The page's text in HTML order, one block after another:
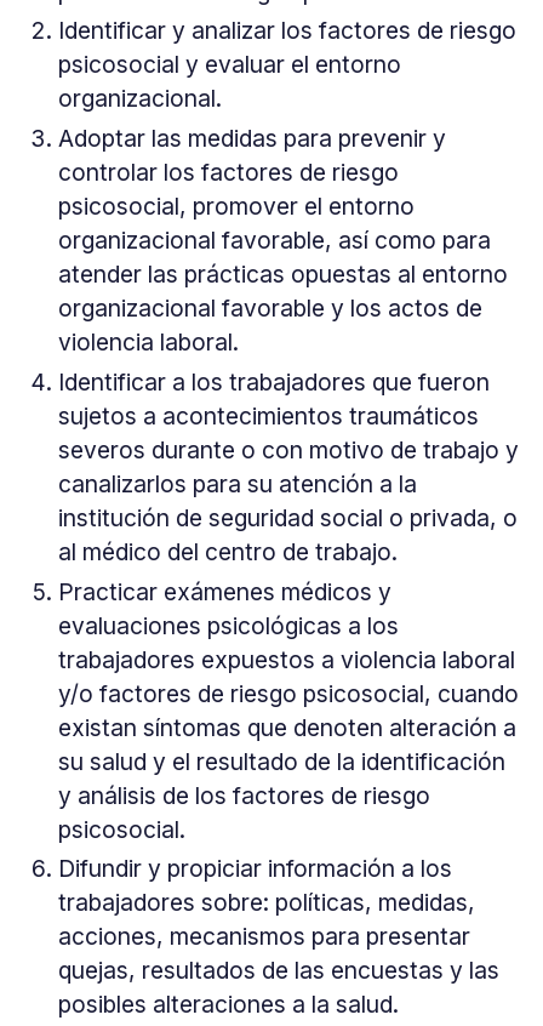
Identificar y analizar los factores de riesgo
psicosocial y evaluar el entorno
organizacional.
Adoptar las medidas para prevenir y
controlar los factores de riesgo
psicosocial, promover el entorno
organizacional favorable, así como para
atender las prácticas opuestas al entorno
organizacional favorable y los actos de
violencia laboral.
Identificar a los trabajadores que fueron
sujetos a acontecimientos traumáticos
severos durante o con motivo de trabajo y
canalizarlos para su atención a la
institución de seguridad social o privada, o
al médico del centro de trabajo.
Practicar exámenes médicos y
evaluaciones psicológicas a los
trabajadores expuestos a violencia laboral
y/o factores de riesgo psicosocial, cuando
existan síntomas que denoten alteración a
su salud y el resultado de la identificación
y análisis de los factores de riesgo
psicosocial.
Difundir y propiciar información a los
trabajadores sobre: políticas, medidas,
acciones, mecanismos para presentar
quejas, resultados de las encuestas y las
posibles alteraciones a la salud.